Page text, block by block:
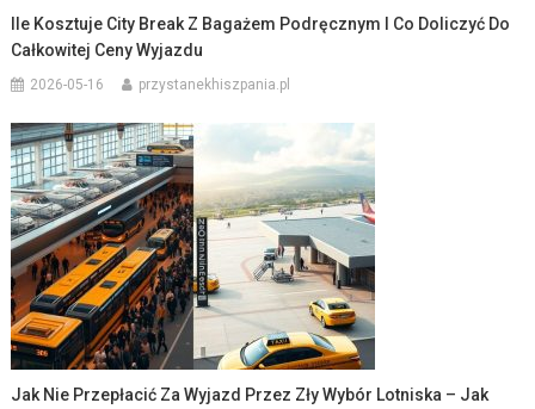
Ile Kosztuje City Break Z Bagażem Podręcznym I Co Doliczyć Do
Całkowitej Ceny Wyjazdu
2026-05-16 przystanekhiszpania.pl
Jak Nie Przepłacić Za Wyjazd Przez Zły Wybór Lotniska – Jak